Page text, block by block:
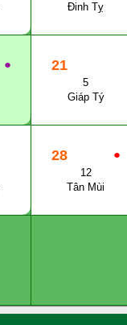
Đinh Tỵ
● 21
5
Giáp Tý
●
28
12
Tân Mùi